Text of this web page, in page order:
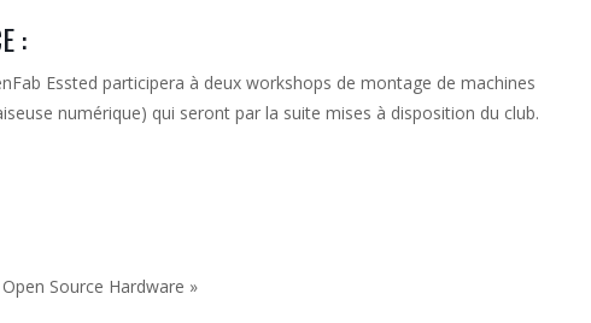
:
Essted participera à deux workshops de montage de machines
numérique) qui seront par la suite mises à disposition du club.
Source Hardware »